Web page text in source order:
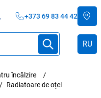
+373 69 83 44 42
RU
încălzire
Radiatoare de oțel